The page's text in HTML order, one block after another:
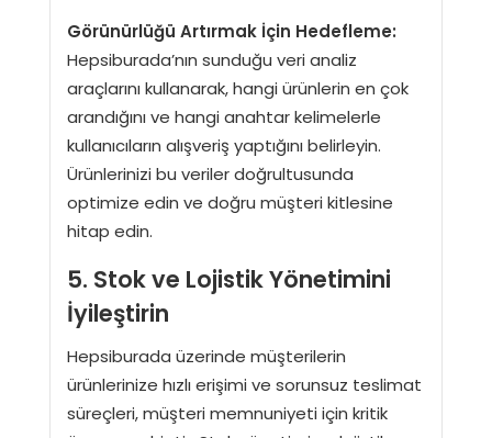
Görünürlüğü Artırmak İçin Hedefleme:
Hepsiburada’nın sunduğu veri analiz
araçlarını kullanarak, hangi ürünlerin en çok
arandığını ve hangi anahtar kelimelerle
kullanıcıların alışveriş yaptığını belirleyin.
Ürünlerinizi bu veriler doğrultusunda
optimize edin ve doğru müşteri kitlesine
hitap edin.
5. Stok ve Lojistik Yönetimini
İyileştirin
Hepsiburada üzerinde müşterilerin
ürünlerinize hızlı erişimi ve sorunsuz teslimat
süreçleri, müşteri memnuniyeti için kritik